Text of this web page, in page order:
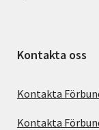
Kontakta oss
Kontakta
Kontakta